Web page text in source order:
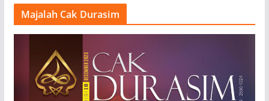
Majalah Cak Durasim